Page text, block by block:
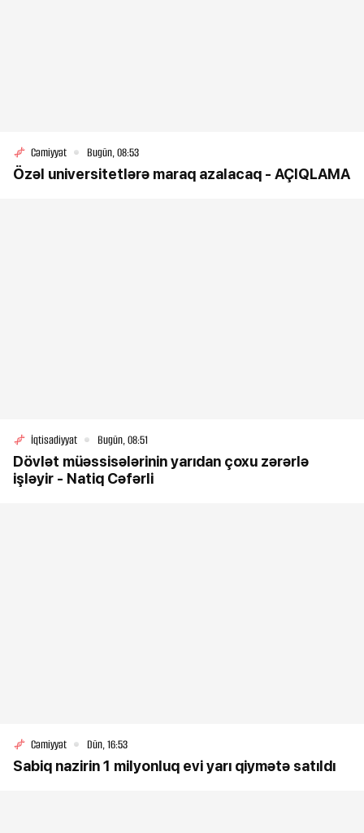
Cəmiyyət Bugün, 08:53
Özəl universitetlərə maraq azalacaq - AÇIQLAMA
İqtisadiyyat Bugün, 08:51
Dövlət müəssisələrinin yarıdan çoxu zərərlə
işləyir - Natiq Cəfərli
Cəmiyyət Dün, 16:53
Sabiq nazirin 1 milyonluq evi yarı qiymətə satıldı